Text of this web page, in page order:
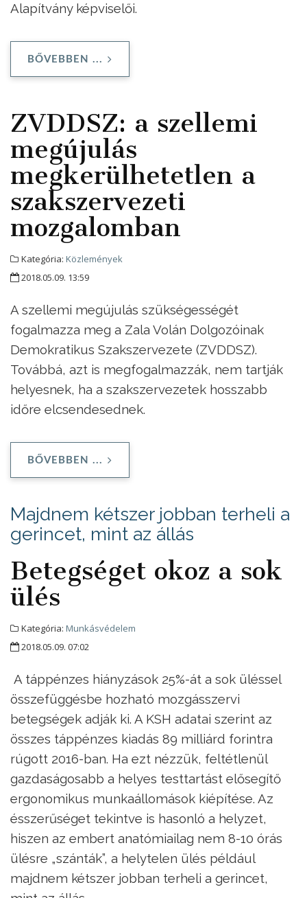
Alapítvány képviselői.
BŐVEBBEN ...
ZVDDSZ: a szellemi
megújulás
megkerülhetetlen a
szakszervezeti
mozgalomban
Kategória: Közlemények
2018.05.09. 13:59
A szellemi megújulás szükségességét
fogalmazza meg a Zala Volán Dolgozóinak
Demokratikus Szakszervezete (ZVDDSZ).
Továbbá, azt is megfogalmazzák, nem tartják
helyesnek, ha a szakszervezetek hosszabb
időre elcsendesednek.
BŐVEBBEN ...
Majdnem kétszer jobban terheli a
gerincet, mint az állás
Betegséget okoz a sok
ülés
Kategória: Munkásvédelem
2018.05.09. 07:02
A táppénzes hiányzások 25%-át a sok üléssel
összefüggésbe hozható mozgásszervi
betegségek adják ki. A KSH adatai szerint az
összes táppénzes kiadás 89 milliárd forintra
rúgott 2016-ban. Ha ezt nézzük, feltétlenül
gazdaságosabb a helyes testtartást elősegítő
ergonomikus munkaállomások kiépítése. Az
ésszerűséget tekintve is hasonló a helyzet,
hiszen az embert anatómiailag nem 8-10 órás
ülésre „szánták”, a helytelen ülés például
majdnem kétszer jobban terheli a gerincet,